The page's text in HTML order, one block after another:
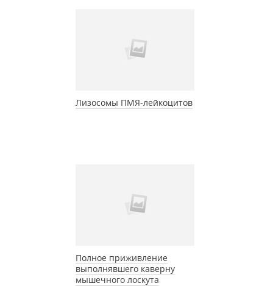
Лизосомы ПМЯ-лейкоцитов
Полное приживление
выполнявшего каверну
мышечного лоскута